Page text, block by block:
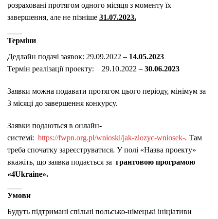
розраховані протягом одного місяця з моменту їх
завершення, але не пізніше 31.07.2023.
Терміни
Дедлайн подачі заявок: 29.09.2022 – 14.05.2023
Термін реалізації проекту: 29.10.2022 – 30.06.2023
Заявки можна подавати протягом цього періоду, мінімум за
3 місяці до завершення конкурсу.
Заявки подаються в онлайн-
системі: https://fwpn.org.pl/wnioski/jak-zlozyc-wniosek-. Там
треба спочатку зареєструватися. У полі «Назва проекту»
вкажіть, що заявка подається за грантовою програмою
«4Ukraine».
Умови
Будуть підтримані спільні польсько-німецькі ініціативи